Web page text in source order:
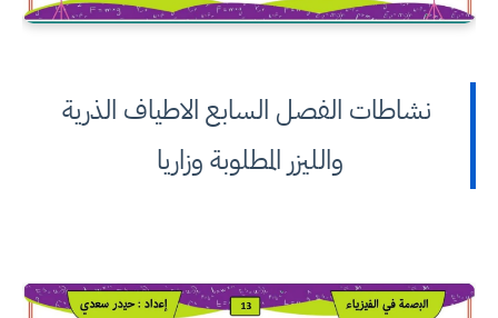
نشاطات الفصل السابع الاطياف الذرية
والليزر المطلوبة وزاريا